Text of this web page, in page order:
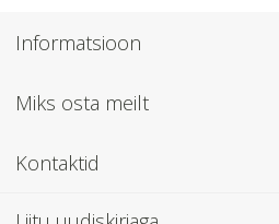
Informatsioon
Miks osta meilt
Kontaktid